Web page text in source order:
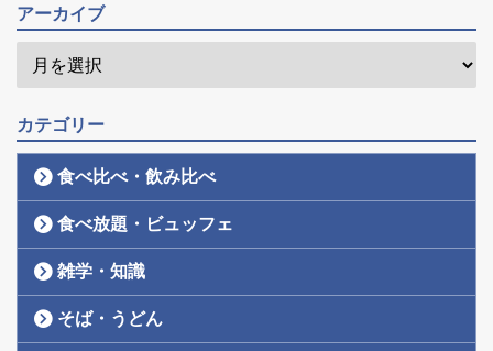
アーカイブ
カテゴリー
食べ比べ・飲み比べ
食べ放題・ビュッフェ
雑学・知識
そば・うどん